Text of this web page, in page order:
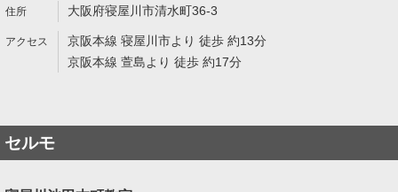
大阪府寝屋川市清水町36-3
京阪本線 寝屋川市より 徒歩 約13分
京阪本線 萱島より 徒歩 約17分
セルモ